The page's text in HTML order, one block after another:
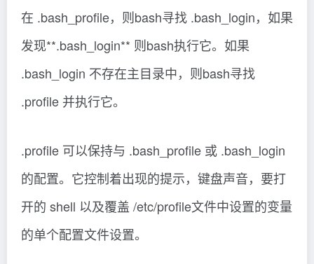
在 .bash_profile，则bash寻找 .bash_login，如果
发现**.bash_login** 则bash执行它。如果
.bash_login 不存在主目录中，则bash寻找
.profile 并执行它。
.profile 可以保持与 .bash_profile 或 .bash_login
的配置。它控制着出现的提示，键盘声音，要打
开的 shell 以及覆盖 /etc/profile文件中设置的变量
的单个配置文件设置。